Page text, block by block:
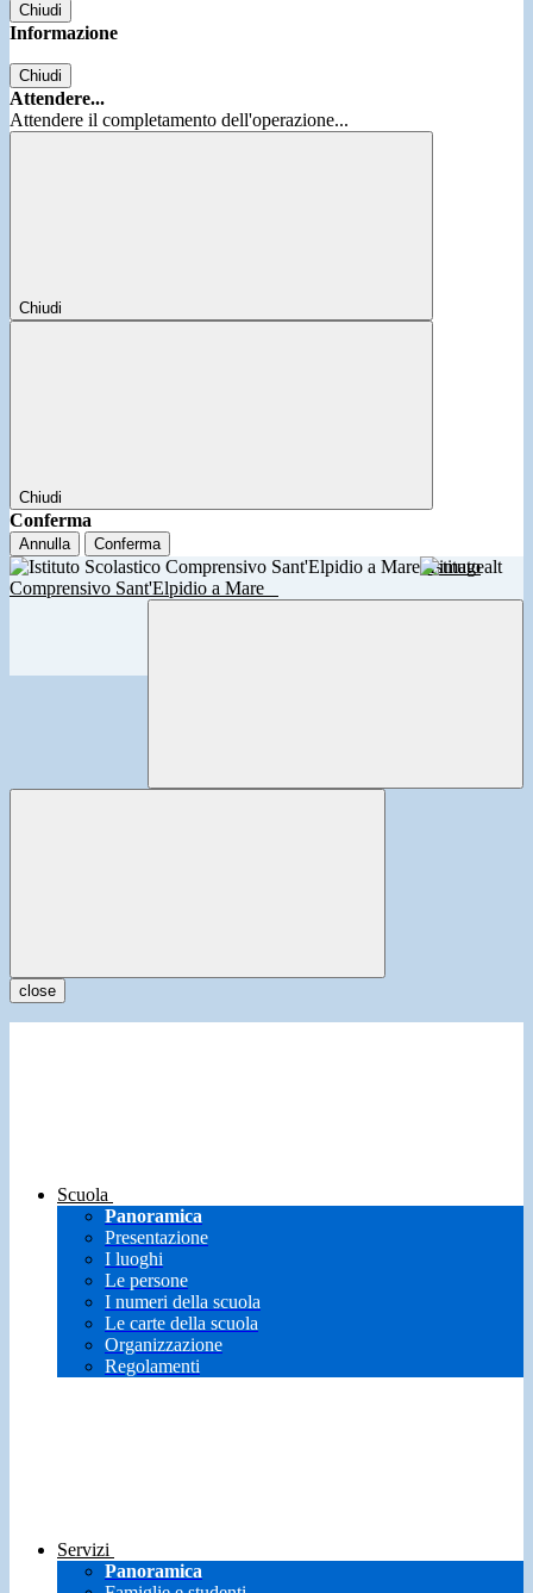
Chiudi
Informazione
Chiudi
Attendere...
Attendere il completamento dell'operazione...
Chiudi
Chiudi
Conferma
Annulla Conferma
Istituto
Comprensivo Sant'Elpidio a Mare
close
Scuola
Panoramica
Presentazione
I luoghi
Le persone
I numeri della scuola
Le carte della scuola
Organizzazione
Regolamenti
Servizi
Panoramica